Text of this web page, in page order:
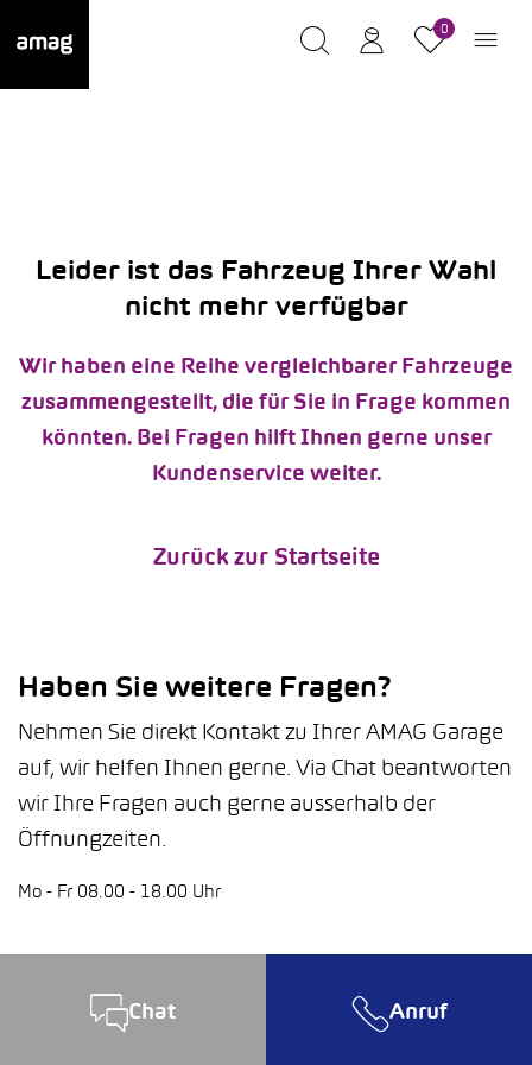
0
Leider ist das Fahrzeug Ihrer Wahl
nicht mehr verfügbar
Wir haben eine Reihe vergleichbarer Fahrzeuge
zusammengestellt, die für Sie in Frage kommen
könnten. Bei Fragen hilft Ihnen gerne unser
Kundenservice weiter.
Zurück zur Startseite
Haben Sie weitere Fragen?
Nehmen Sie direkt Kontakt zu Ihrer AMAG Garage
auf, wir helfen Ihnen gerne. Via Chat beantworten
wir Ihre Fragen auch gerne ausserhalb der
Öffnungzeiten.
Mo - Fr 08.00 - 18.00 Uhr
Chat Anruf